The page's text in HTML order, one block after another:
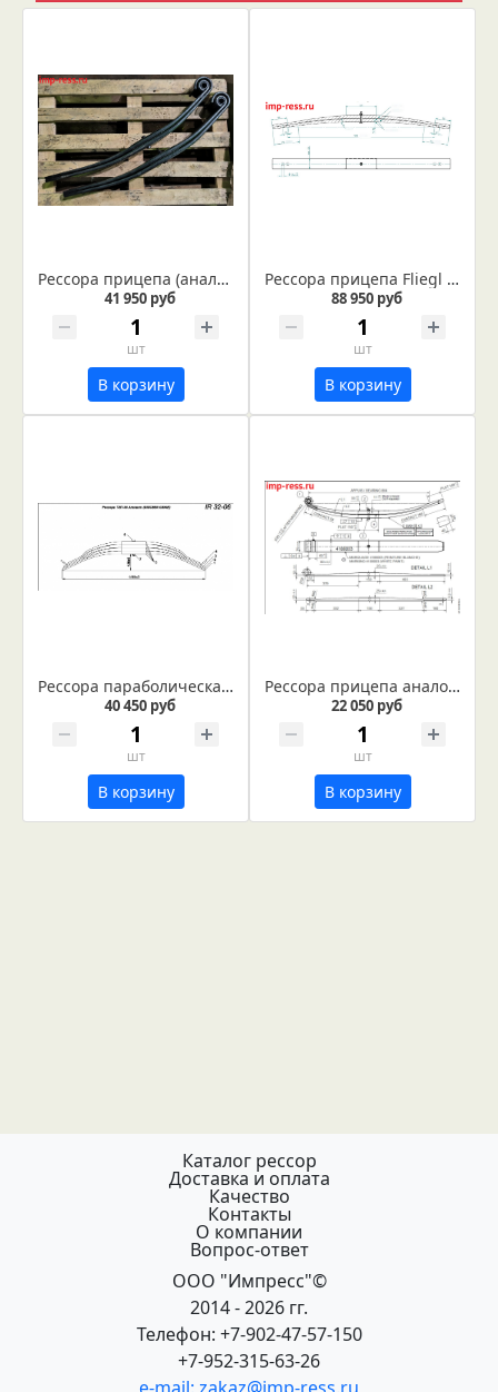
Рессора прицепа (аналог ADR 4181003)
41 950 руб
шт
В корзину
Рессора прицепа Fliegl ТМК-160 по образцу - аналог FNTXXX022255
88 950 руб
шт
В корзину
Рессора параболическая 1175х76 4х25 С/х техника, производитель ADR Оригинальный номер 935С86010400Е
40 450 руб
шт
В корзину
Рессора прицепа аналог ADR 4188003 (IR 37-33)
22 050 руб
шт
В корзину
Каталог рессор
Доставка и оплата
Качество
Контакты
О компании
Вопрос-ответ
ООО "Импресс"©
2014 - 2026 гг.
Телефон: +7-902-47-57-150
+7-952-315-63-26